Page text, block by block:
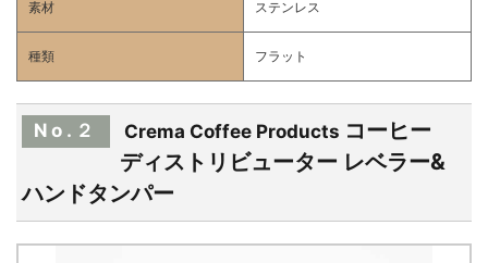
素材 ステンレス
種類 フラット
No.２ Crema Coffee Products コーヒー
ディストリビューター レベラー&
ハンドタンパー